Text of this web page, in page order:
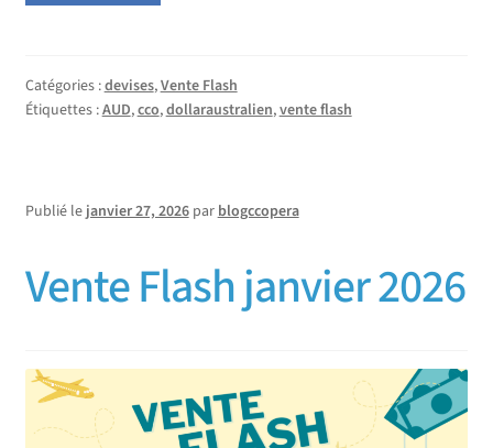
Catégories :devises,Vente Flash
Étiquettes :AUD,cco,dollaraustralien,vente flash
Publié le janvier 27, 2026 par blogccopera
Vente Flash janvier 2026